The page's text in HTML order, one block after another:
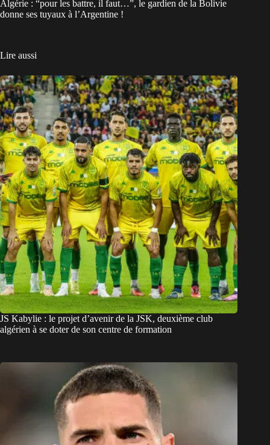
Algérie : “pour les battre, il faut…”, le gardien de la Bolivie
donne ses tuyaux à l’Argentine !
Lire aussi
JS Kabylie : le projet d’avenir de la JSK, deuxième club
algérien à se doter de son centre de formation